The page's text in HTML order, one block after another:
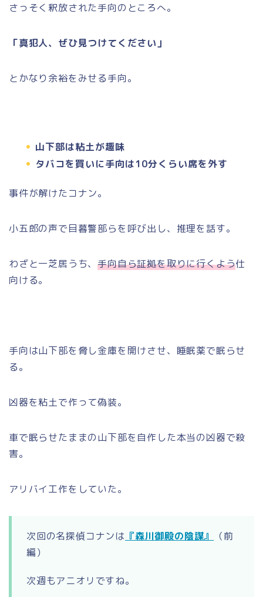
さっそく釈放された手向のところへ。
「真犯人、ぜひ見つけてください」
とかなり余裕をみせる手向。
山下部は粘土が趣味
タバコを買いに手向は10分くらい席を外す
事件が解けたコナン。
小五郎の声で目暮警部らを呼び出し、推理を話す。
わざと一芝居うち、手向自ら証拠を取りに行くよう仕
向ける。
手向は山下部を脅し金庫を開けさせ、睡眠薬で眠らせ
る。
凶器を粘土で作って偽装。
車で眠らせたままの山下部を自作した本当の凶器で殺
害。
アリバイ工作をしていた。
次回の名探偵コナンは 『森川御殿の陰謀』
（前
編）
次週もアニオリですね。